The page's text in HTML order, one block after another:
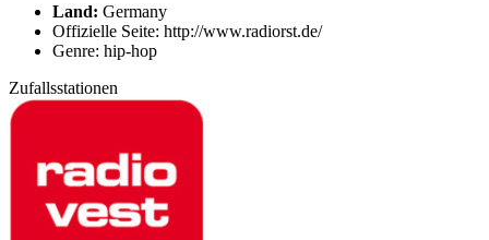
Land: Germany
Offizielle Seite: http://www.radiorst.de/
Genre: hip-hop
Zufallsstationen